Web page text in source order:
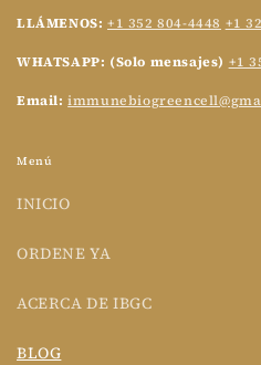
LLÁMENOS: +1 352 804-4448 +1
WHATSAPP: (Solo mensajes) +1
Email:
Menú
INICIO
ORDENE YA
ACERCA DE IBGC
BLOG